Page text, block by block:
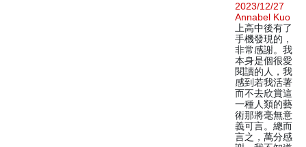
2023/12/27
Annabel Kuo
上高中後有了
手機發現的，
非常感謝。我
本身是個很愛
閱讀的人，我
感到若我活著
而不去欣賞這
一種人類的藝
術那將毫無意
義可言。總而
言之，萬分感